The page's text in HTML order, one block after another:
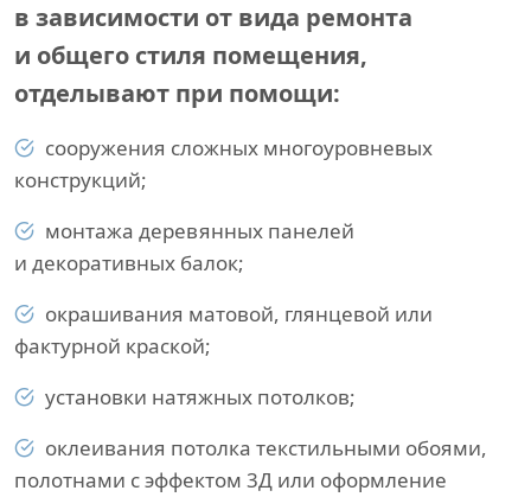
в зависимости от вида ремонта
и общего стиля помещения,
отделывают при помощи:
сооружения сложных многоуровневых
конструкций;
монтажа деревянных панелей
и декоративных балок;
окрашивания матовой, глянцевой или
фактурной краской;
установки натяжных потолков;
оклеивания потолка текстильными обоями,
полотнами с эффектом 3Д или оформление